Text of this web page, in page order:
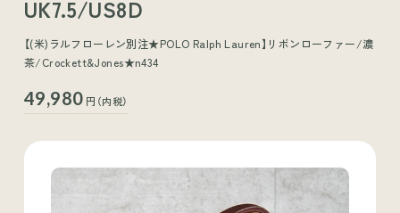
UK7.5/US8D
【(米)ラルフローレン別注★POLO Ralph Lauren】リボンローファー/濃
茶/Crockett&Jones★n434
49,980 円（内税）